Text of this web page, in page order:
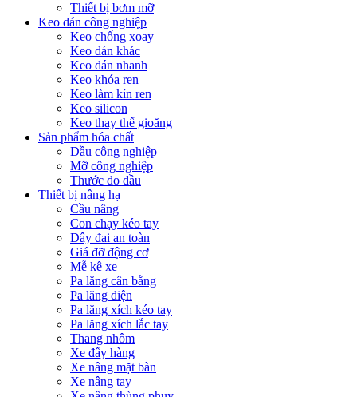
Thiết bị bơm mỡ
Keo dán công nghiệp
Keo chống xoay
Keo dán khác
Keo dán nhanh
Keo khóa ren
Keo làm kín ren
Keo silicon
Keo thay thế gioăng
Sản phẩm hóa chất
Dầu công nghiệp
Mỡ công nghiệp
Thước đo dầu
Thiết bị nâng hạ
Cầu nâng
Con chạy kéo tay
Dây đai an toàn
Giá đỡ động cơ
Mễ kê xe
Pa lăng cân bằng
Pa lăng điện
Pa lăng xích kéo tay
Pa lăng xích lắc tay
Thang nhôm
Xe đẩy hàng
Xe nâng mặt bàn
Xe nâng tay